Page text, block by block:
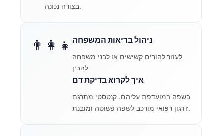
בצורה נכונה.
👨‍👩‍👧 ניהול בריאות המשפחה
לעזור להורים קשישים או לבני משפחה
להבין
איך לקרוא בדיקת דם
בשפה המועדפת עליהם. קנטסטי מתרגם
ז'רגון רפואי מורכב לשפה פשוטה ומובנת.